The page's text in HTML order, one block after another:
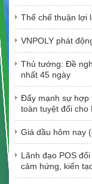
Thể chế thuận lợi
VNPOLY phát
Thủ tướng: Đề
nhất 45 ngày
Đẩy mạnh sự hợp
toàn tuyệt đối cho
Giá dầu hôm nay
Lãnh đạo POS
cảm hứng, kiến